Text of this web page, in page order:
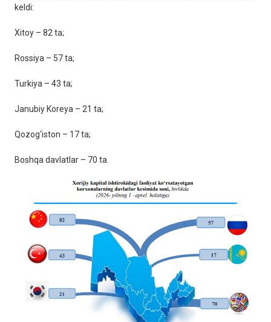
keldi:
Xitoy – 82 ta;
Rossiya – 57 ta;
Turkiya – 43 ta;
Janubiy Koreya – 21 ta;
Qozog‘iston – 17 ta;
Boshqa davlatlar – 70 ta.